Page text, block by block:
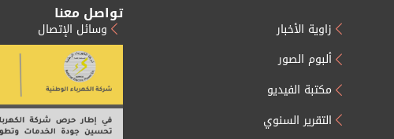
زاوية الأخبار
ألبوم الصور
مكتبة الفيديو
التقرير السنوي
تواصل معنا
وسائل الإتصال